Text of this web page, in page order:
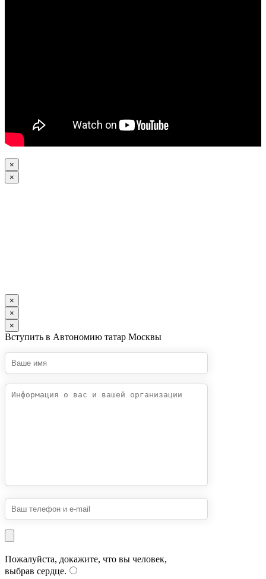
×
×
×
×
×
Вступить в Автономию татар Москвы
Пожалуйста, докажите, что вы человек,
выбрав сердце.